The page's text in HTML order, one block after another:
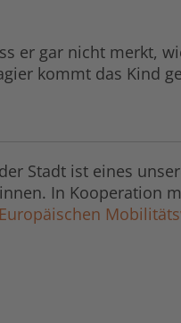
er gar nicht merkt,
kommt das Kind
Stadt ist eines
In Kooperation
Europäischen